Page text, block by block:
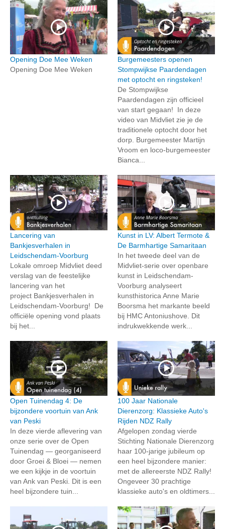
Opening Doe Mee Weken
Opening Doe Mee Weken
Burgemeesters openen
Stompwijkse Paardendagen
met optocht en ringsteken!
De Stompwijkse
Paardendagen zijn officieel
van start gegaan! In deze
video van Midvliet zie je de
traditionele optocht door het
dorp. Burgemeester Martijn
Vroom en loco-burgemeester
Bianca...
Lancering van
Bankjesverhalen in
Leidschendam-Voorburg
Lokale omroep Midvliet deed
verslag van de feestelijke
lancering van het
project Bankjesverhalen in
Leidschendam-Voorburg! De
officiële opening vond plaats
bij het...
Kunst in LV: Albert Termote &
De Barmhartige Samaritaan
In het tweede deel van de
Midvliet-serie over openbare
kunst in Leidschendam-
Voorburg analyseert
kunsthistorica Anne Marie
Boorsma het markante beeld
bij HMC Antoniushove. Dit
indrukwekkende werk...
Open Tuinendag 4: De
bijzondere voortuin van Ank
van Peski
In deze vierde aflevering van
onze serie over de Open
Tuinendag — georganiseerd
door Groei & Bloei — nemen
we een kijkje in de voortuin
van Ank van Peski. Dit is een
heel bijzondere tuin...
100 Jaar Nationale
Dierenzorg: Klassieke Auto's
Rijden NDZ Rally
Afgelopen zondag vierde
Stichting Nationale Dierenzorg
haar 100-jarige jubileum op
een heel bijzondere manier:
met de allereerste NDZ Rally!
Ongeveer 30 prachtige
klassieke auto's en oldtimers...